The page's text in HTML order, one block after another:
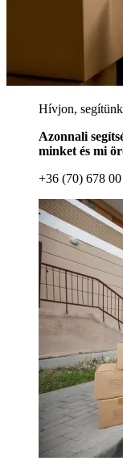
Hívjon,
Azonnali
minket és mi
+36 (70) 678